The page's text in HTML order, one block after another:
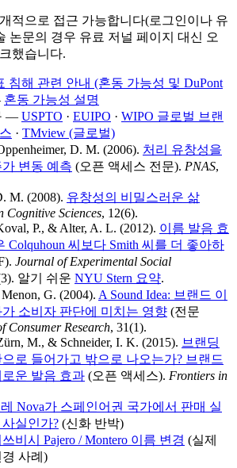
적으로 접근 가능합니다(로그인이나 유
논문의 경우 유료 저널 페이지 대신 오
했습니다.
침해 관련 안내 (혼동 가능성 및 DuPont
혼동 가능성 설명
— USPTO · EUIPO · WIPO 글로벌 브랜
· TMview (글로벌)
D. M. (2006). 처리 유창성을
변동 예측 (오픈 액세스 전문). PNAS,
M. (2008). 유창성의 비밀스러운 삶
Cognitive Sciences, 12(6).
P., & Alter, A. L. (2012). 이름 발음 효
Colquhoun 씨보다 Smith 씨를 더 좋아하
Journal of Experimental Social
알기 쉬운 NYU Stern 요약.
G. (2004). A Sound Idea: 브랜드 이
소비자 판단에 미치는 영향 (전문
Consumer Research, 31(1).
M., & Schneider, I. K. (2015). 브랜딩
로 들어가고 밖으로 나오는가? 브랜드
운 발음 효과 (오픈 액세스). Frontiers in
Nova가 스페인어권 국가에서 판매 실
실인가? (신화 반박)
쓰비시 Pajero / Montero 이름 변경 (실제
사례)